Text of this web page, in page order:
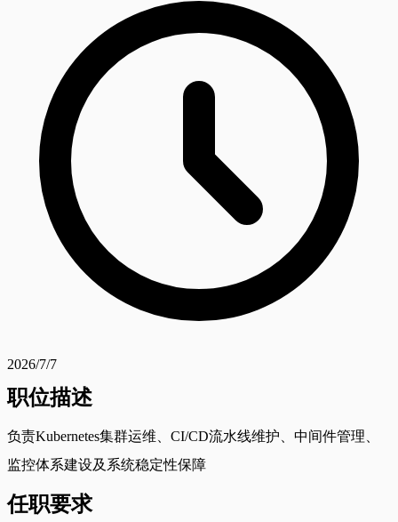
2026/7/7
职位描述
负责Kubernetes集群运维、CI/CD流水线维护、中间件管理、
监控体系建设及系统稳定性保障
任职要求